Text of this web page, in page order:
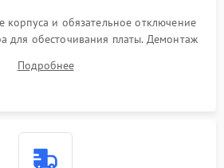
корпуса и обязательное отключение
для обесточивания платы. Демонтаж
с кристаллов чипов.
Подробнее